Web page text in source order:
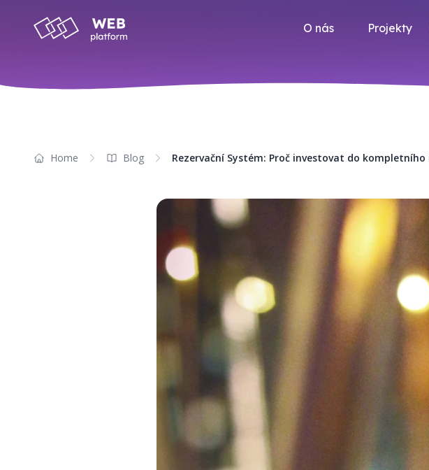
O nás Projekty
Home Blog Rezervační Systém: Proč investovat do kompletního